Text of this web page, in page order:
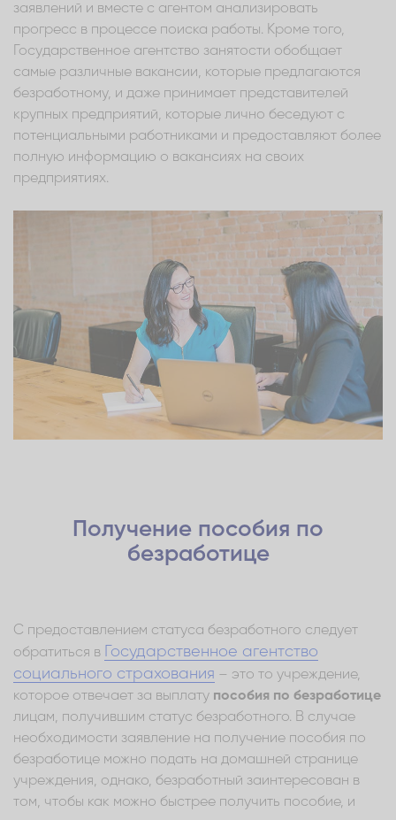
заявлений и вместе с агентом анализировать
прогресс в процессе поиска работы. Кроме того,
Государственное агентство занятости обобщает
самые различные вакансии, которые предлагаются
безработному, и даже принимает представителей
крупных предприятий, которые лично беседуют с
потенциальными работниками и предоставляют более
полную информацию о вакансиях на своих
предприятиях.
Получение пособия по
безработице
С предоставлением статуса безработного следует
обратиться в
Государственное агентство
социального страхования – это то учреждение,
которое отвечает за выплату пособия по безработице
лицам, получившим статус безработного. В случае
необходимости заявление на получение пособия по
безработице можно подать на домашней странице
учреждения, однако, безработный заинтересован в
том, чтобы как можно быстрее получить пособие, и